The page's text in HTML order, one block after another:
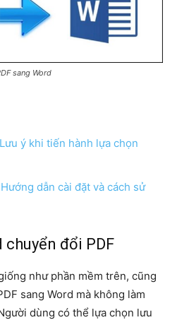
sang Word
ý khi tiến hành lựa chọn
dẫn cài đặt và cách sử
chuyển đổi PDF
như phần mềm trên, cũng
sang Word mà không làm
dùng có thể lựa chọn lưu